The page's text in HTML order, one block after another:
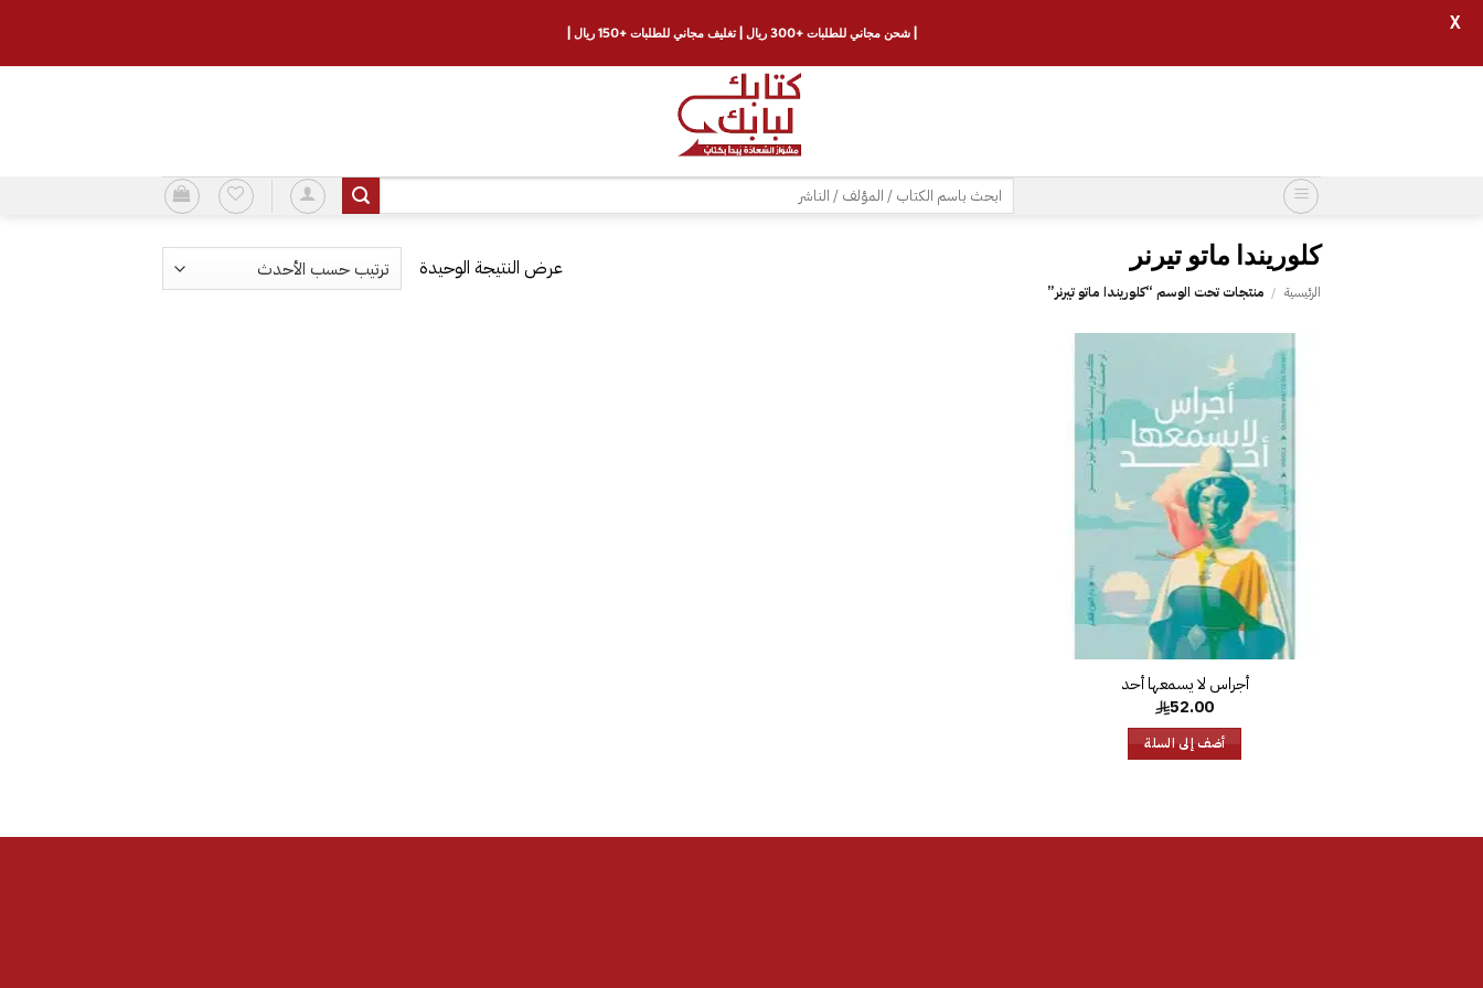
البحث
عن:
كلوريندا ماتو تيرنر
الرئيسية / منتجات تحت الوسم “كلوريندا ماتو تيرنر”
عرض النتيجة الوحيدة
قائمة
الرغبات
أجراس لا يسمعها أحد
52.00
أضف إلى السلة
| شحن مجاني للطلبات +300 ريال | تغليف مجاني للطلبات +150 ريال | X